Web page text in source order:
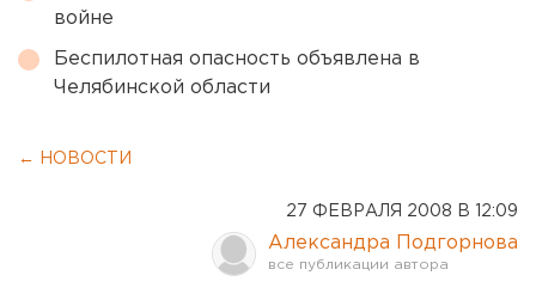
войне
Беспилотная опасность объявлена в
Челябинской области
← НОВОСТИ
27 ФЕВРАЛЯ 2008 В 12:09
Александра Подгорнова